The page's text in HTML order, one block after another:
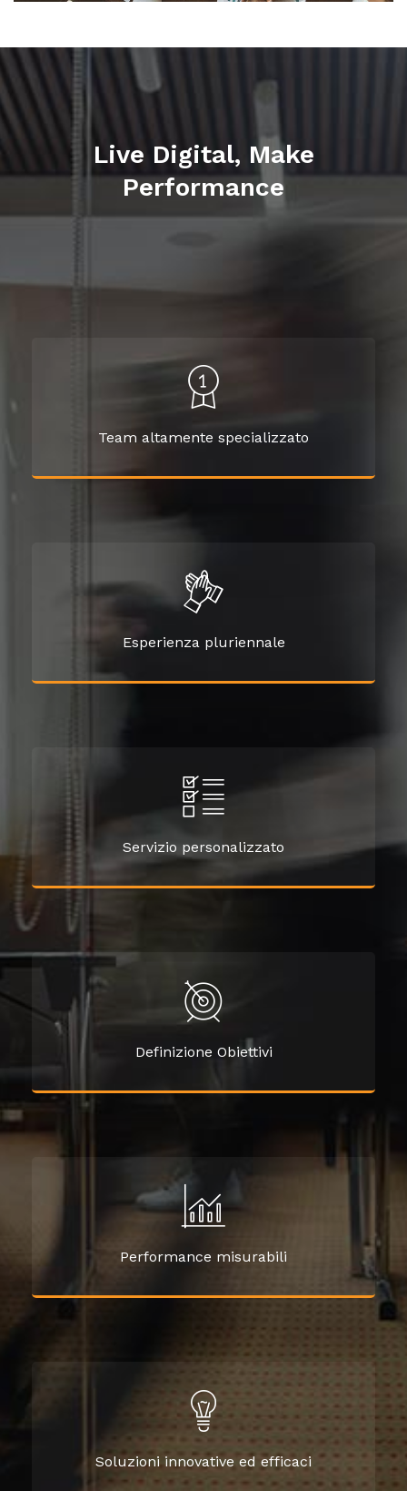
Live Digital, Make
Performance
Team altamente specializzato
Esperienza pluriennale
Servizio personalizzato
Definizione Obiettivi
Performance misurabili
Soluzioni innovative ed efficaci